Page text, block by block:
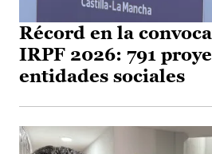
Récord en la
IRPF 2026: 791
entidades sociales